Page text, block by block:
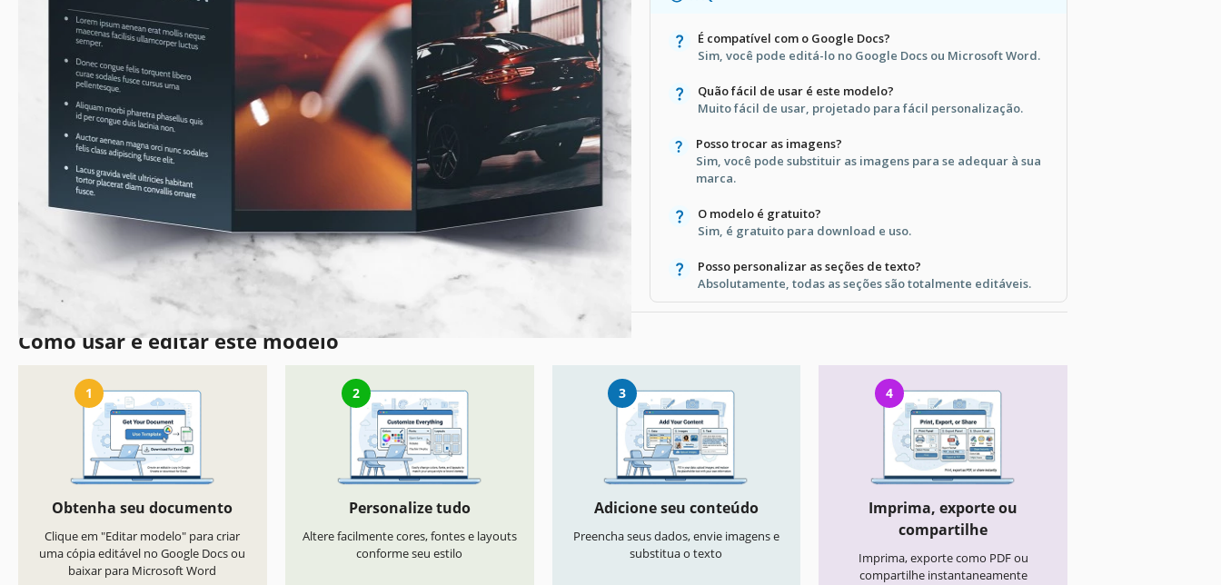
É compatível com o Google Docs?
Sim, você pode editá-lo no Google Docs ou Microsoft Word.
Quão fácil de usar é este modelo?
Muito fácil de usar, projetado para fácil personalização.
Posso trocar as imagens?
Sim, você pode substituir as imagens para se adequar à sua
marca.
O modelo é gratuito?
Sim, é gratuito para download e uso.
Posso personalizar as seções de texto?
Absolutamente, todas as seções são totalmente editáveis.
Como usar e editar este modelo
1
Obtenha seu documento
Clique em "Editar modelo" para criar
uma cópia editável no Google Docs ou
baixar para Microsoft Word
2
Personalize tudo
Altere facilmente cores, fontes e layouts
conforme seu estilo
3
Adicione seu conteúdo
Preencha seus dados, envie imagens e
substitua o texto
4
Imprima, exporte ou
compartilhe
Imprima, exporte como PDF ou
compartilhe instantaneamente